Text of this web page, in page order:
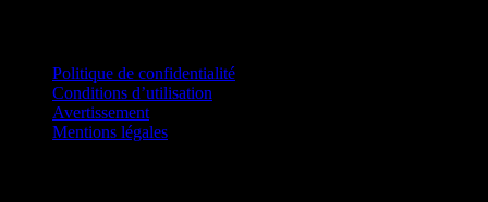
Politique de confidentialité
Conditions d’utilisation
Avertissement
Mentions légales